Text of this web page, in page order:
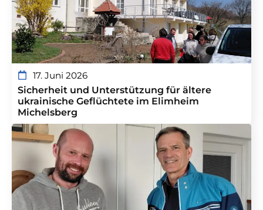
17. Juni 2026
Sicherheit und Unterstützung für ältere
ukrainische Geflüchtete im Elimheim
Michelsberg